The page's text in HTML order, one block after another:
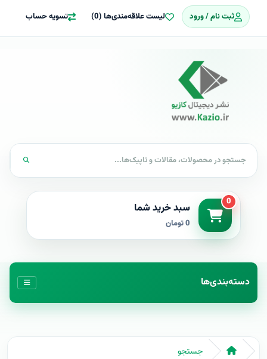
ثبت نام / ورود لیست علاقه‌مندی‌ها (0) تسویه حساب
0 سبد خرید شما
0 تومان
دسته‌بندی‌ها
جستجو